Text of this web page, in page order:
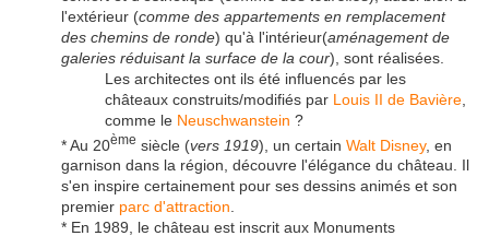
l'extérieur (comme des appartements en remplacement
des chemins de ronde) qu'à l'intérieur(aménagement de
galeries réduisant la surface de la cour), sont réalisées.
Les architectes ont ils été influencés par les
châteaux construits/modifiés par Louis II de Bavière
comme le Neuschwanstein ?
* Au 20ème siècle (vers 1919), un certain Walt Disney, en
garnison dans la région, découvre l'élégance du château. Il
s'en inspire certainement pour ses dessins animés et son
premier parc d'attraction.
* En 1989, le château est inscrit aux Monuments